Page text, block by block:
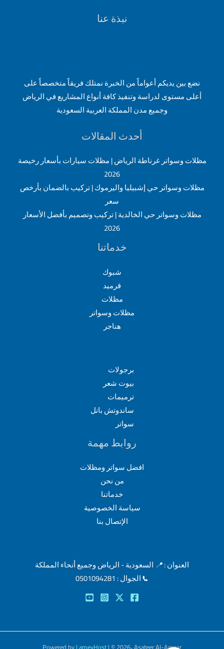
نبذة عنا
نضع بين يديكم أعواماً من الخبرة نمتلك فريقاً متخصصاً على
أعلى مستوى لدراسة وتنفيذ كافة أنواع المشاريع في الرياض
وجميع مدن المملكة العربية السعودية
أحدث المقالات
مظلات وسواتر غرناطة الرياض | مظلات سيارات بأسعار رخيصة
2026
مظلات وسواتر حي إشبيليا واليرموك | تركيب بالضمان بأرخص
سعر
مظلات وسواتر حي الخالدية | تركيب وتصميم بأفضل الأسعار
2026
خدماتنا
شبوك
قرميد
مظلات
مظلات وسواتر
هناجر
برجولات
بيوت شعر
ترميمات
ساندوتش بانل
سواتر
روابط مهمة
افضل سواتر ومظلات
من نحن
خدماتنا
سياسة الخصوصية
الإتصال بنا
العنوان :📍 السعودية - الرياض وجميع أنحاء المملكة
📞الجوال : 0501094281